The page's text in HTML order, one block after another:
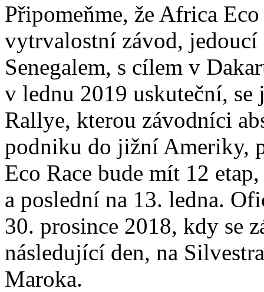
Připomeňme, že Africa
vytrvalostní závod,
Senegalem, s cílem v
v lednu 2019 uskuteční, se
Rallye, kterou závodníci
podniku do jižní Ameriky,
Eco Race bude mít 12
a poslední na 13. ledna.
30. prosince 2018, kdy se
následující den, na
Maroka.